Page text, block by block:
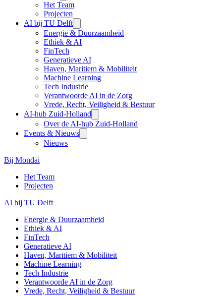
Het Team
Projecten
AI bij TU Delft
Energie & Duurzaamheid
Ethiek & AI
FinTech
Generatieve AI
Haven, Maritiem & Mobiliteit
Machine Learning
Tech Industrie
Verantwoorde AI in de Zorg
Vrede, Recht, Veiligheid & Bestuur
AI-hub Zuid-Holland
Over de AI-hub Zuid-Holland
Events & Nieuws
Nieuws
Bij Mondai
Het Team
Projecten
AI bij TU Delft
Energie & Duurzaamheid
Ethiek & AI
FinTech
Generatieve AI
Haven, Maritiem & Mobiliteit
Machine Learning
Tech Industrie
Verantwoorde AI in de Zorg
Vrede, Recht, Veiligheid & Bestuur